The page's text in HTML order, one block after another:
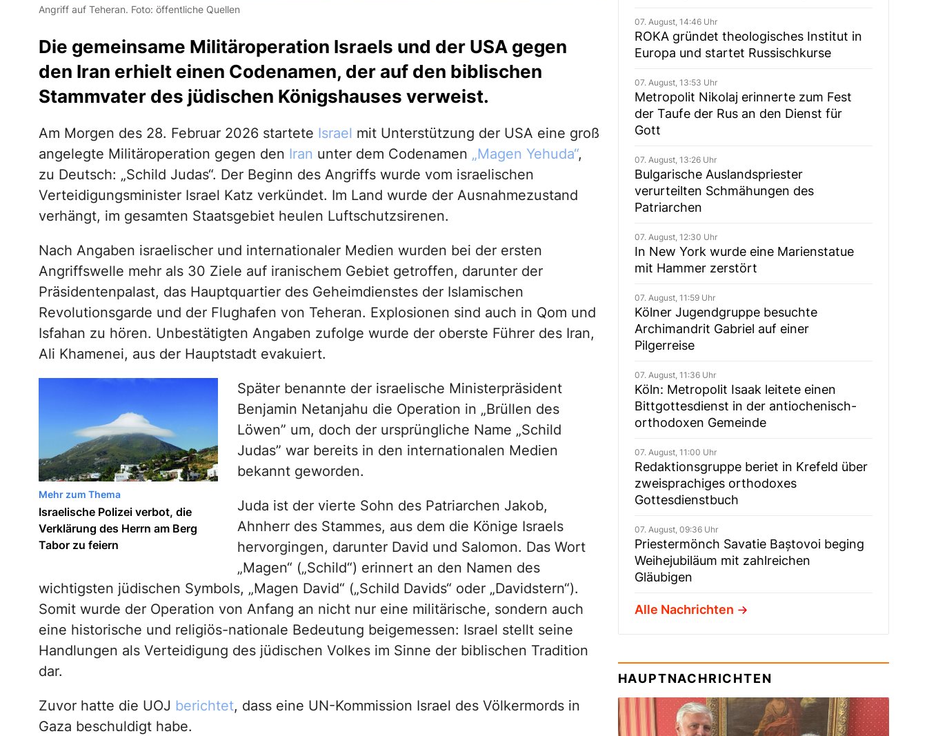
Angriff auf Teheran. Foto: öffentliche Quellen
Die gemeinsame Militäroperation Israels und der USA gegen
den Iran erhielt einen Codenamen, der auf den biblischen
Stammvater des jüdischen Königshauses verweist.
Am Morgen des 28. Februar 2026 startete Israel mit Unterstützung der USA eine groß
angelegte Militäroperation gegen den Iran unter dem Codenamen „Magen Yehuda“,
zu Deutsch: „Schild Judas“. Der Beginn des Angriffs wurde vom israelischen
Verteidigungsminister Israel Katz verkündet. Im Land wurde der Ausnahmezustand
verhängt, im gesamten Staatsgebiet heulen Luftschutzsirenen.
Nach Angaben israelischer und internationaler Medien wurden bei der ersten
Angriffswelle mehr als 30 Ziele auf iranischem Gebiet getroffen, darunter der
Präsidentenpalast, das Hauptquartier des Geheimdienstes der Islamischen
Revolutionsgarde und der Flughafen von Teheran. Explosionen sind auch in Qom und
Isfahan zu hören. Unbestätigten Angaben zufolge wurde der oberste Führer des Iran,
Ali Khamenei, aus der Hauptstadt evakuiert.
Mehr zum Thema
Israelische Polizei verbot, die
Verklärung des Herrn am Berg
Tabor zu feiern
Später benannte der israelische Ministerpräsident
Benjamin Netanjahu die Operation in „Brüllen des
Löwen” um, doch der ursprüngliche Name „Schild
Judas” war bereits in den internationalen Medien
bekannt geworden.
Juda ist der vierte Sohn des Patriarchen Jakob,
Ahnherr des Stammes, aus dem die Könige Israels
hervorgingen, darunter David und Salomon. Das Wort
„Magen“ („Schild“) erinnert an den Namen des
wichtigsten jüdischen Symbols, „Magen David“ („Schild Davids“ oder „Davidstern“).
Somit wurde der Operation von Anfang an nicht nur eine militärische, sondern auch
eine historische und religiös-nationale Bedeutung beigemessen: Israel stellt seine
Handlungen als Verteidigung des jüdischen Volkes im Sinne der biblischen Tradition
dar.
Zuvor hatte die UOJ berichtet, dass eine UN-Kommission Israel des Völkermords in
Gaza beschuldigt habe.
07. August, 14:46 Uhr
ROKA gründet theologisches Institut in
Europa und startet Russischkurse
07. August, 13:53 Uhr
Metropolit Nikolaj erinnerte zum Fest
der Taufe der Rus an den Dienst für
Gott
07. August, 13:26 Uhr
Bulgarische Auslandspriester
verurteilten Schmähungen des
Patriarchen
07. August, 12:30 Uhr
In New York wurde eine Marienstatue
mit Hammer zerstört
07. August, 11:59 Uhr
Kölner Jugendgruppe besuchte
Archimandrit Gabriel auf einer
Pilgerreise
07. August, 11:36 Uhr
Köln: Metropolit Isaak leitete einen
Bittgottesdienst in der antiochenisch-
orthodoxen Gemeinde
07. August, 11:00 Uhr
Redaktionsgruppe beriet in Krefeld über
zweisprachiges orthodoxes
Gottesdienstbuch
07. August, 09:36 Uhr
Priestermönch Savatie Baștovoi beging
Weihejubiläum mit zahlreichen
Gläubigen
Alle Nachrichten
HAUPTNACHRICHTEN